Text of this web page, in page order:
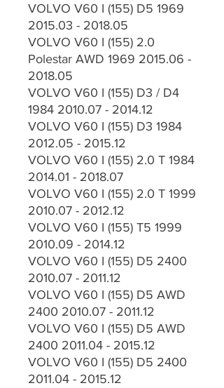
VOLVO V60 I (155) D5 1969
2015.03 - 2018.05
VOLVO V60 I (155) 2.0
Polestar AWD 1969 2015.06 -
2018.05
VOLVO V60 I (155) D3 / D4
1984 2010.07 - 2014.12
VOLVO V60 I (155) D3 1984
2012.05 - 2015.12
VOLVO V60 I (155) 2.0 T 1984
2014.01 - 2018.07
VOLVO V60 I (155) 2.0 T 1999
2010.07 - 2012.12
VOLVO V60 I (155) T5 1999
2010.09 - 2014.12
VOLVO V60 I (155) D5 2400
2010.07 - 2011.12
VOLVO V60 I (155) D5 AWD
2400 2010.07 - 2011.12
VOLVO V60 I (155) D5 AWD
2400 2011.04 - 2015.12
VOLVO V60 I (155) D5 2400
2011.04 - 2015.12